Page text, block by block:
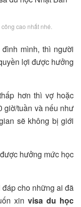
cao nhất nhé.
mình, thì người
lợi được hưởng
hơn thì vợ hoặc
giờ/tuần và nếu như
sẽ không bị giới
hưởng mức học
cho những ai đã
xin visa du học